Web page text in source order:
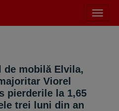
meniu
de mobilă Elvila,
Viorel
pierderile la 1,65
trei luni din an